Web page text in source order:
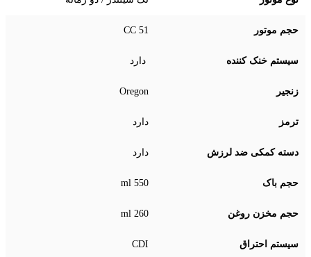
حجم موتور 51 CC
سیستم خنک کننده دارد
زنجیر Oregon
ترمز دارد
دسته کمکی ضد لرزش دارد
حجم باک 550 ml
حجم مخزن روغن 260 ml
سیستم احتراق CDI